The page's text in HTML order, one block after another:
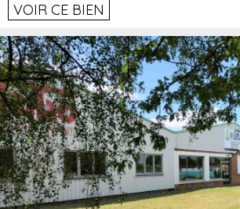
VOIR CE BIEN